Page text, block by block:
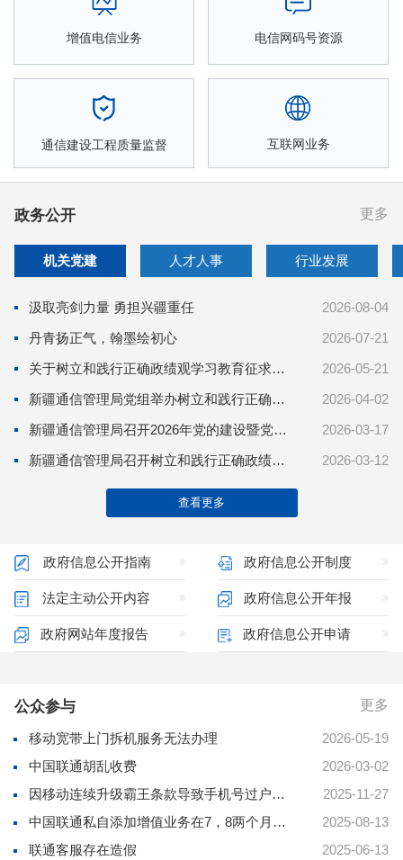
增值电信业务 电信网码号资源
通信建设工程质量监督 互联网业务
政务公开 更多
机关党建 人才人事 行业发展
汲取亮剑力量 勇担兴疆重任
2026-08-04
丹青扬正气，翰墨绘初心
2026-07-21
关于树立和践行正确政绩观学习教育征求意见建议的通知
2026-05-21
新疆通信管理局党组举办树立和践行正确政绩观学习教育读书班
2026-04-02
新疆通信管理局召开2026年党的建设暨党风廉政建设工作会议
2026-03-17
新疆通信管理局召开树立和践行正确政绩观学习教育动员部署会
2026-03-12
查看更多
政府信息公开指南 政府信息公开制度
法定主动公开内容 政府信息公开年报
政府网站年度报告 政府信息公开申请
公众参与 更多
移动宽带上门拆机服务无法办理
2026-05-19
中国联通胡乱收费
2026-03-02
因移动连续升级霸王条款导致手机号过户未果
2025-11-27
中国联通私自添加增值业务在7，8两个月让...
2025-08-13
联通客服存在造假
2025-06-13